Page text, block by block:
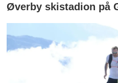
Øverby skistadion på